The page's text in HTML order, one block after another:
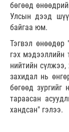
бөгөөд
Улсын дээд
байгаа юм.
Тэгвэл өнөөдөр
гэх мэдээллийн
нийтийн
захидал нь
бөгөөд зургийг
тараасан
хандсан" гэлээ.